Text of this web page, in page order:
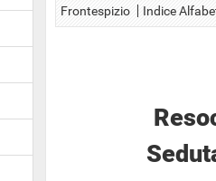
Frontespizio Indice